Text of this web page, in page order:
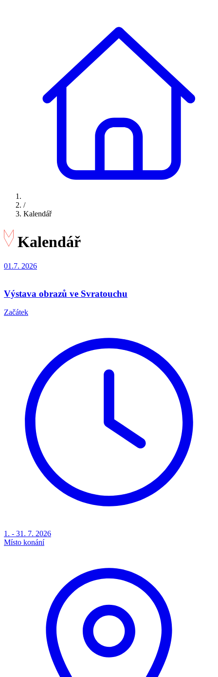
/
Kalendář
Kalendář
01.7. 2026
Výstava obrazů ve Svratouchu
Začátek
1. - 31. 7. 2026
Místo konání